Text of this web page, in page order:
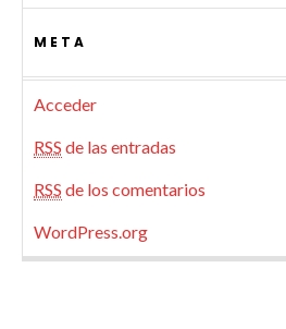
META
Acceder
RSS de las entradas
RSS de los comentarios
WordPress.org